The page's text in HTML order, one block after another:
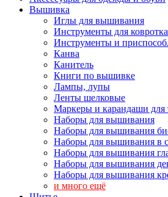
Вышивка
Иглы для вышивания
Инструменты для
Инструменты и
Канва
Канитель
Книги по вышивке
Лампы, лупы
Ленты шелковые
Маркеры и карандаши для
Наборы для вышивания
Наборы для вышивания
Наборы для вышивания в
Наборы для вышивания
Наборы для вышивания
Наборы для вышивания
и много ещё